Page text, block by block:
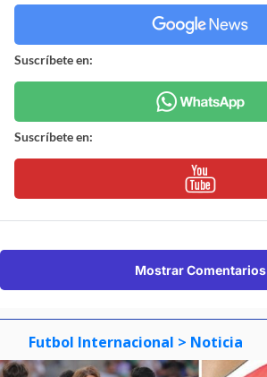
Suscríbete en:
Suscríbete en:
Mostrar Comentarios
Futbol Internacional > Noticia